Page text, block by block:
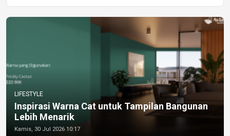
LIFESTYLE
Inspirasi Warna Cat untuk Tampilan Bangunan
Lebih Menarik
Kamis, 30 Jul 2026 10:17